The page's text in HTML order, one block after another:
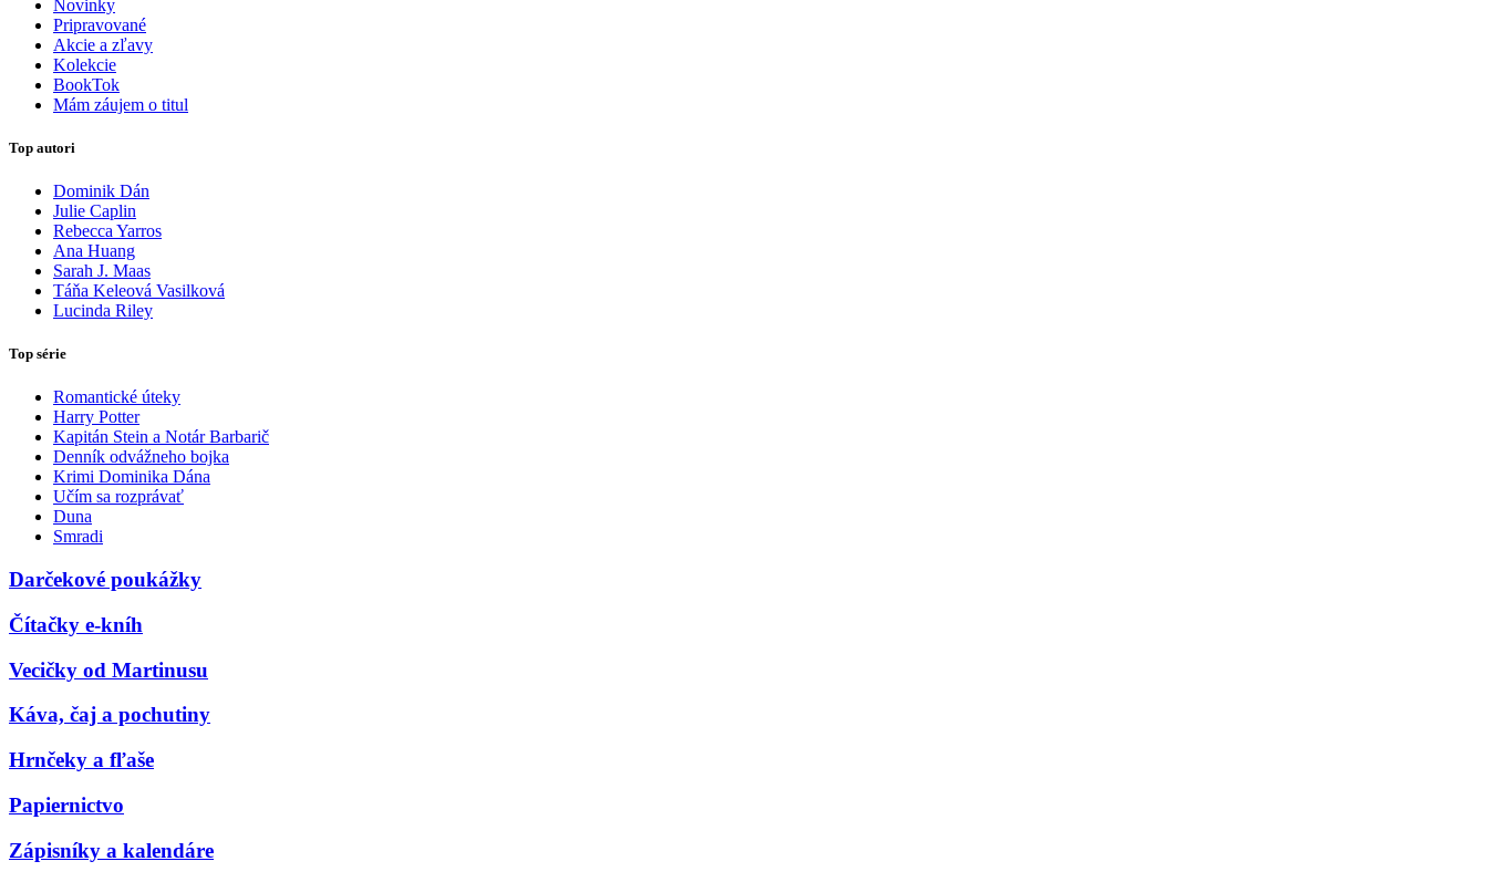
Novinky
Pripravované
Akcie a zľavy
Kolekcie
BookTok
Mám záujem o titul
Top autori
Dominik Dán
Julie Caplin
Rebecca Yarros
Ana Huang
Sarah J. Maas
Táňa Keleová Vasilková
Lucinda Riley
Top série
Romantické úteky
Harry Potter
Kapitán Stein a Notár Barbarič
Denník odvážneho bojka
Krimi Dominika Dána
Učím sa rozprávať
Duna
Smradi
Darčekové poukážky
Čítačky e-kníh
Vecičky od Martinusu
Káva, čaj a pochutiny
Hrnčeky a fľaše
Papiernictvo
Zápisníky a kalendáre